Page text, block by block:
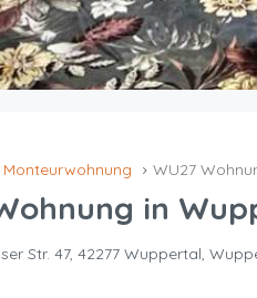
Monteurwohnung WU27
in
Str. 47, 42277 Wuppertal,